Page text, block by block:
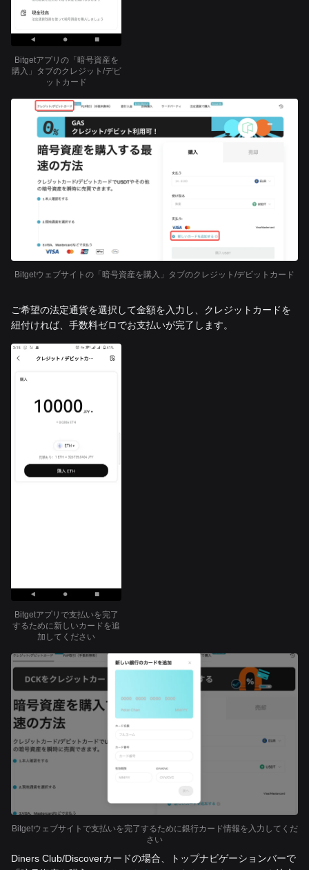
Bitgetアプリの「暗号資産を
購入」タブのクレジット/デビ
ットカード
Bitgetウェブサイトの「暗号資産を購入」タブのクレジット/デビットカード
ご希望の法定通貨を選択して金額を入力し、クレジットカードを
紐付ければ、手数料ゼロでお支払いが完了します。
Bitgetアプリで支払いを完了
するために新しいカードを追
加してください
Bitgetウェブサイトで支払いを完了するために銀行カード情報を入力してくだ
さい
Diners Club/Discoverカードの場合、トップナビゲーションバーで